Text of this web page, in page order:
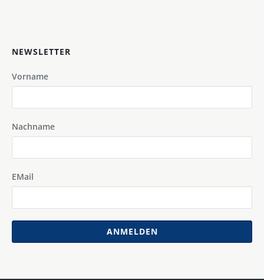
NEWSLETTER
Vorname
Nachname
EMail
ANMELDEN